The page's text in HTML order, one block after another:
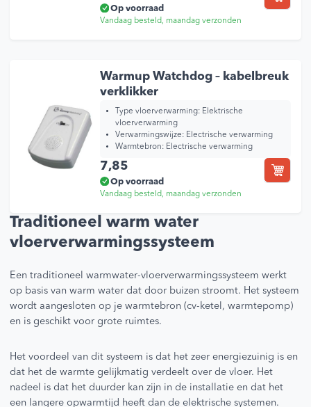
Op voorraad
Vandaag besteld, maandag verzonden
Warmup Watchdog – kabelbreuk
verklikker
Type vloerverwarming: Elektrische
vloerverwarming
Verwarmingswijze: Electrische verwarming
Warmtebron: Electrische verwarming
7,85
Op voorraad
Vandaag besteld, maandag verzonden
Traditioneel warm water
vloerverwarmingssysteem
Een traditioneel warmwater-vloerverwarmingssysteem werkt
op basis van warm water dat door buizen stroomt. Het systeem
wordt aangesloten op je warmtebron (cv-ketel, warmtepomp)
en is geschikt voor grote ruimtes.
Het voordeel van dit systeem is dat het zeer energiezuinig is en
dat het de warmte gelijkmatig verdeelt over de vloer. Het
nadeel is dat het duurder kan zijn in de installatie en dat het
een langere opwarmtijd heeft dan de elektrische systemen.